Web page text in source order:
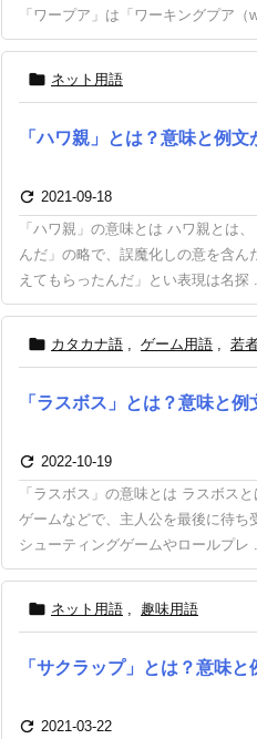
「ワープア」は「ワーキングプア（
 ネット用語
「ハワ親」とは？意味と例文
 2021-09-18
「ハワ親」の意味とは ハワ親とは
んだ」の略で、誤魔化しの意を含
えてもらったんだ」とい表現は名探
 カタカナ語 , ゲーム用語 , 若
「ラスボス」とは？意味と例
 2022-10-19
「ラスボス」の意味とは ラスボス
ゲームなどで、主人公を最後に待ち
シューティングゲームやロールプレ
 ネット用語 , 趣味用語
「サクラップ」とは？意味と
 2021-03-22